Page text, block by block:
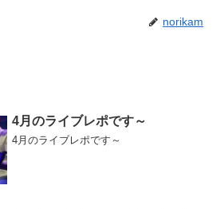
norikam
4月のライブレポです～
4月のライブレポです～